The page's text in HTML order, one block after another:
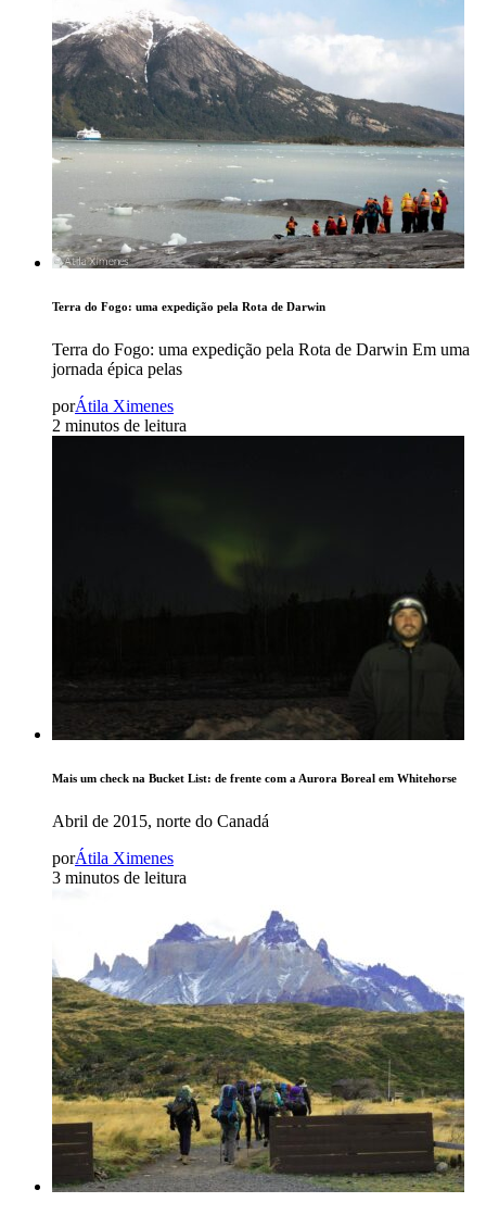
Terra do Fogo: uma expedição pela Rota de Darwin
Terra do Fogo: uma expedição pela Rota de Darwin Em uma
jornada épica pelas
porÁtila Ximenes
2 minutos de leitura
Mais um check na Bucket List: de frente com a Aurora Boreal em Whitehorse
Abril de 2015, norte do Canadá
porÁtila Ximenes
3 minutos de leitura